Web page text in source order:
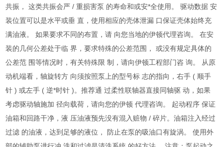
共振， 这类共振会严 / 重损害泵 的寿命和或安*全使用。 驱动数据 安
装位置可以是水平或垂 直，使用相应的壳体泄漏 口保证壳体始终充
满油液。 如果要求不同的布置，请 向您当地的伊顿代理咨询。 在安
装的几何公差处于临 界，要求特殊的公差范围， 或没有规定具体的
公差范 围等情况时，有关特殊限 制，请向伊顿工程部门咨 询。 从原
动机端看，轴旋转方 向须按照泵上的型号标 志的指向，右手 ( 顺手
针 ) 或左手 ( 逆*时针 )。推荐通 过柔性联轴器直接同轴驱 动，如果
考虑驱动轴施加 径向载荷，请向您的伊顿 代理咨询。 起动程序 保证
油箱和回路干净，液 压油液预先没有混入赃物 / 碎片。油箱注入经过
过滤 的油液，达到足够的液位， 防止在泵的吸油口有旋涡。 使用外